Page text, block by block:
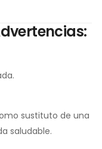
sustituto de una
saludable.